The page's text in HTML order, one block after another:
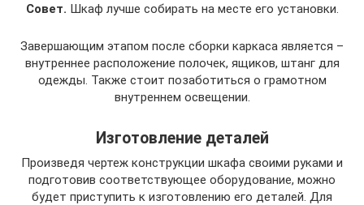
Совет. Шкаф лучше собирать на месте его установки.
Завершающим этапом после сборки каркаса является –
внутреннее расположение полочек, ящиков, штанг для
одежды. Также стоит позаботиться о грамотном
внутреннем освещении.
Изготовление деталей
Произведя чертеж конструкции шкафа своими руками и
подготовив соответствующее оборудование, можно
будет приступить к изготовлению его деталей. Для